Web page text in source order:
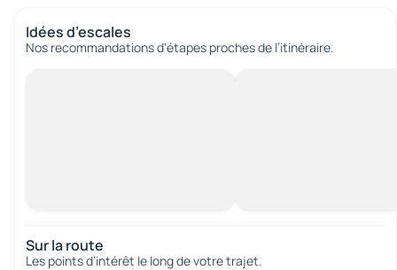
Idées d’escales
Nos recommandations d'étapes proches de l’itinéraire.
Sur la route
Les points d’intérêt le long de votre trajet.